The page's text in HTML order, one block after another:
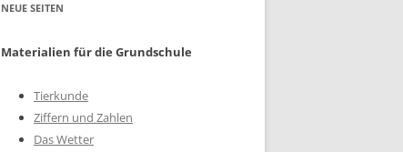
NEUE SEITEN
Materialien für die Grundschule
Tierkunde
Ziffern und Zahlen
Das Wetter